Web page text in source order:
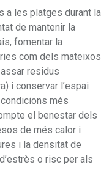
a les platges durant la
de mantenir la
fomentar la
com dels mateixos
residus
i conservar l’espai
més
el benestar dels
de més calor i
i la densitat de
o risc per als